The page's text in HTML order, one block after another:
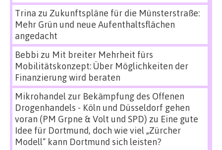
Trina zu Zukunftspläne für die Münsterstraße:
Mehr Grün und neue Aufenthaltsflächen
angedacht
Bebbi zu Mit breiter Mehrheit fürs
Mobilitätskonzept: Über Möglichkeiten der
Finanzierung wird beraten
Mikrohandel zur Bekämpfung des Offenen
Drogenhandels - Köln und Düsseldorf gehen
voran (PM Grpne & Volt und SPD) zu Eine gute
Idee für Dortmund, doch wie viel „Zürcher
Modell“ kann Dortmund sich leisten?